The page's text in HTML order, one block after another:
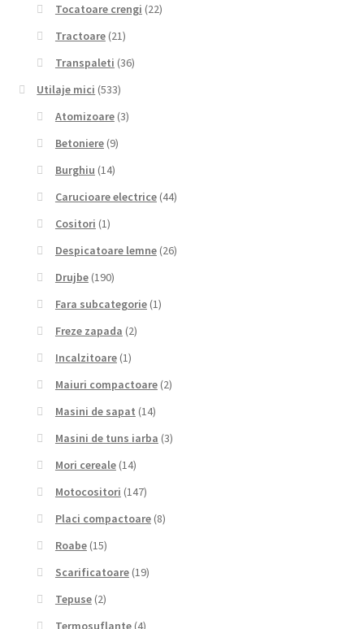
Tocatoare crengi (22)
Tractoare (21)
Transpaleti (36)
Utilaje mici (533)
Atomizoare (3)
Betoniere (9)
Burghiu (14)
Carucioare electrice (44)
Cositori (1)
Despicatoare lemne (26)
Drujbe (190)
Fara subcategorie (1)
Freze zapada (2)
Incalzitoare (1)
Maiuri compactoare (2)
Masini de sapat (14)
Masini de tuns iarba (3)
Mori cereale (14)
Motocositori (147)
Placi compactoare (8)
Roabe (15)
Scarificatoare (19)
Tepuse (2)
Termosuflante (4)